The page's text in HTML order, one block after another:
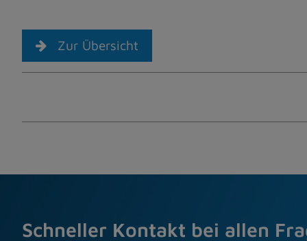
Zur Übersicht
Schneller Kontakt bei allen